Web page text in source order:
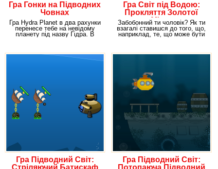
Гра Гонки на Підводних
Човнах
Гра Hydra Planet в два рахунки
перенесе тебе на невідому
планету під назву Гідра. В
Гра Світ під Водою:
Прокляття Золотої
Міста
Забобонний ти чоловік? Як ти
взагалі ставишся до того, що,
наприклад, те, що може бути
Гра Підводний Світ:
Стріляючий Батискаф
Гра Підводний Світ:
Потопаюча Підводний